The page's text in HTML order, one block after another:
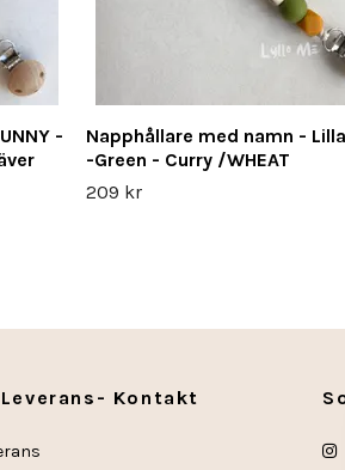
-
Napphållare med namn -
-Green - Curry /WHEAT
209 kr
Kontakt